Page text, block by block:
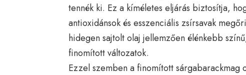
tennék ki. Ez a kíméletes eljárás biztosítja,
antioxidánsok és esszenciális zsírsavak
hidegen sajtolt olaj jellemzően élénkebb
finomított változatok.
Ezzel szemben a finomított sárgabarackmag